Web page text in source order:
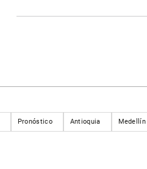
Pronóstico Antioquia Medellín